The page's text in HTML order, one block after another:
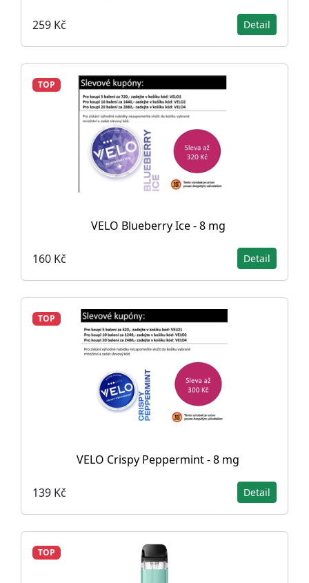
259 Kč Detail
TOP
VELO Blueberry Ice - 8 mg
160 Kč Detail
TOP
VELO Crispy Peppermint - 8 mg
139 Kč Detail
TOP